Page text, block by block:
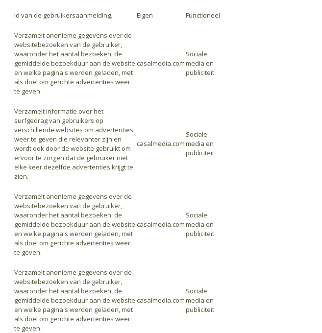
Id van de gebruikersaanmelding. Eigen Functioneel
Verzamelt anonieme gegevens over de
websitebezoeken van de gebruiker,
waaronder het aantal bezoeken, de
gemiddelde bezoekduur aan de website
en welke pagina's werden geladen, met
als doel om gerichte advertenties weer
te geven.
casalmedia.com
Sociale
media en
publiciteit
Verzamelt informatie over het
surfgedrag van gebruikers op
verschillende websites om advertenties
weer te geven die relevanter zijn en
wordt ook door de website gebruikt om
ervoor te zorgen dat de gebruiker niet
elke keer dezelfde advertenties krijgt te
zien.
casalmedia.com
Sociale
media en
publiciteit
Verzamelt anonieme gegevens over de
websitebezoeken van de gebruiker,
waaronder het aantal bezoeken, de
gemiddelde bezoekduur aan de website
en welke pagina's werden geladen, met
als doel om gerichte advertenties weer
te geven.
casalmedia.com
Sociale
media en
publiciteit
Verzamelt anonieme gegevens over de
websitebezoeken van de gebruiker,
waaronder het aantal bezoeken, de
gemiddelde bezoekduur aan de website
en welke pagina's werden geladen, met
als doel om gerichte advertenties weer
te geven.
casalmedia.com
Sociale
media en
publiciteit